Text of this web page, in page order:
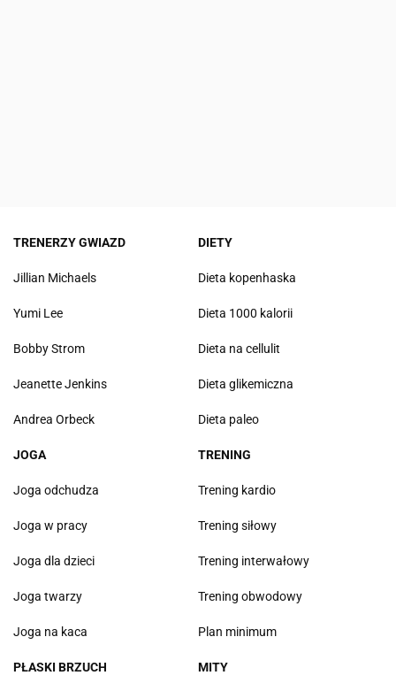
TRENERZY GWIAZD
Jillian Michaels
Yumi Lee
Bobby Strom
Jeanette Jenkins
Andrea Orbeck
DIETY
Dieta kopenhaska
Dieta 1000 kalorii
Dieta na cellulit
Dieta glikemiczna
Dieta paleo
JOGA
Joga odchudza
Joga w pracy
Joga dla dzieci
Joga twarzy
Joga na kaca
TRENING
Trening kardio
Trening siłowy
Trening interwałowy
Trening obwodowy
Plan minimum
PŁASKI BRZUCH MITY